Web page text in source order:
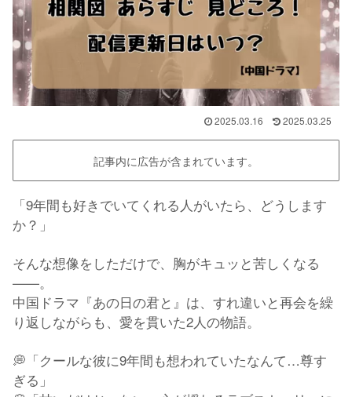
2025.03.16 2025.03.25
記事内に広告が含まれています。
「9年間も好きでいてくれる人がいたら、どうします
か？」
そんな想像をしただけで、胸がキュッと苦しくなる
——。
中国ドラマ『あの日の君と』は、すれ違いと再会を繰
り返しながらも、愛を貫いた2人の物語。
💭「クールな彼に9年間も想われていたなんて…尊す
ぎる」